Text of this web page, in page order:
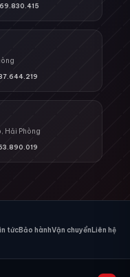
Hải Phòng
tứcBảo hànhVận chuyểnLiên hệ